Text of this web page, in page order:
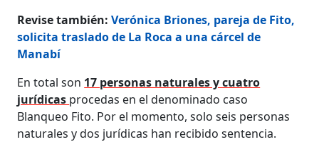
Revise también:Verónica Briones, pareja de Fito,
solicita traslado de La Roca a una cárcel de
Manabí
En total son 17 personas naturales y cuatro
jurídicas procedas en el denominado caso
Blanqueo Fito. Por el momento, solo seis personas
naturales y dos jurídicas han recibido sentencia.